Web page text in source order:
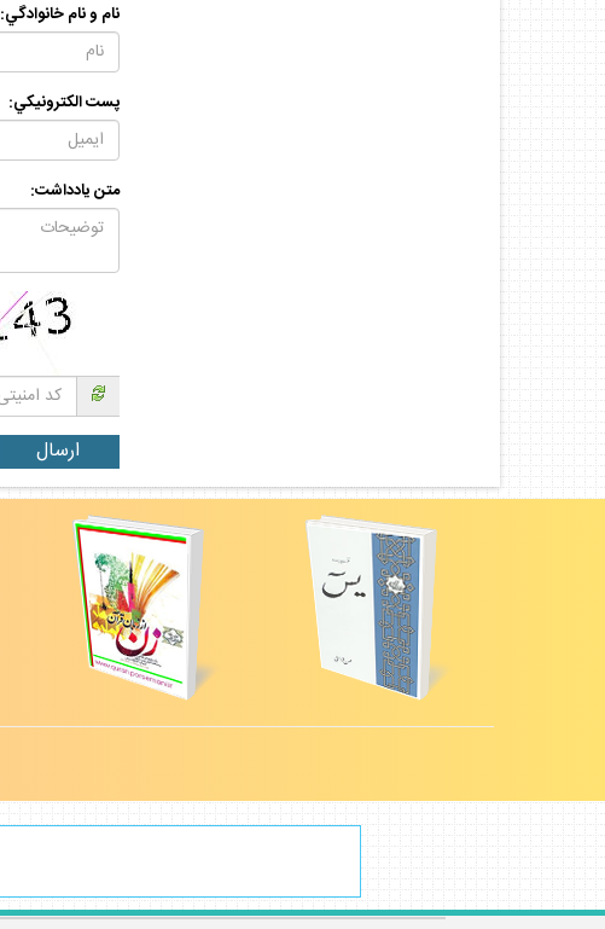
نام و نام خانوادگي:
پست الكترونيكي:
متن يادداشت: